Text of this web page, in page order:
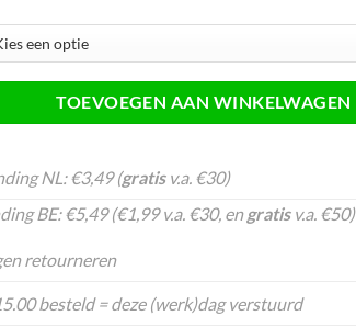
TOEVOEGEN AAN WINKELWAGEN
NL: €3,49 (gratisv.a. €30)
BE: €5,49 (€1,99 v.a. €30, engratisv.a. €50)
retourneren
besteld = deze (werk)dag verstuurd